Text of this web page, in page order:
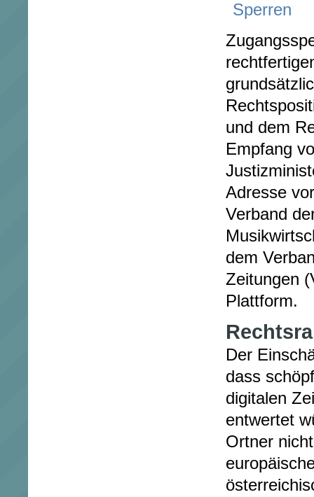
Sperren
und dem
Empfang
Adresse
Verband
dem
Zeitungen
Plattform.
Der
dass
digitalen
entwertet
Ortner